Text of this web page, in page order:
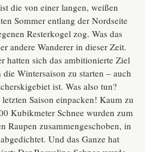
die von einer langen, weißen
Sommer entlang der Nordseite
Resterkogel zog. Was das
andere Wanderer in dieser Zeit.
sich das ambitionierte Ziel
Wintersaison zu starten – auch
ist. Was also tun?
Saison einpacken! Kaum zu
Kubikmeter Schnee wurden zum
Raupen zusammengeschoben, in
Und das Ganze hat